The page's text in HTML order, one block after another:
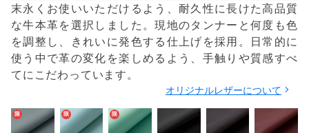
末永くお使いいただけるよう、耐久性に長けた高品質
な牛本革を選択しました。現地のタンナーと何度も色
を調整し、きれいに発色する仕上げを採用。日常的に
使う中で革の変化を楽しめるよう、手触りや質感すべ
てにこだわっています。
オリジナルレザーについて
限 限 限